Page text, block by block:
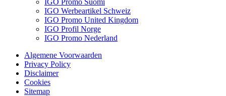
IGO Promo Suomi
IGO Werbeartikel Schweiz
IGO Promo United Kingdom
IGO Profil Norge
IGO Promo Nederland
Algemene Voorwaarden
Privacy Policy
Disclaimer
Cookies
Sitemap